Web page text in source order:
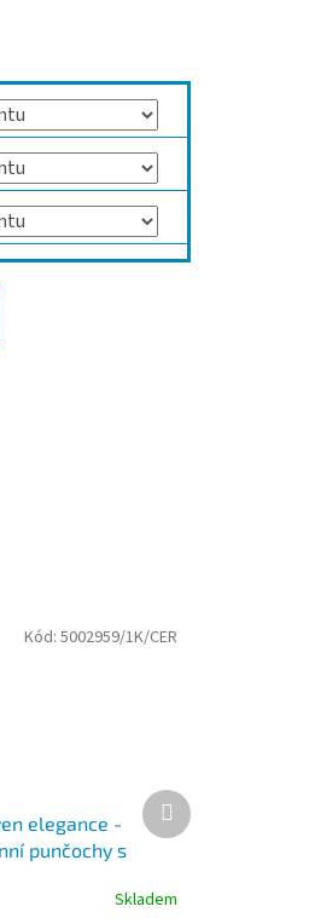
elegance -
punčochy s
Skladem
Kód: 5002959/1K/CER
Další
produkt